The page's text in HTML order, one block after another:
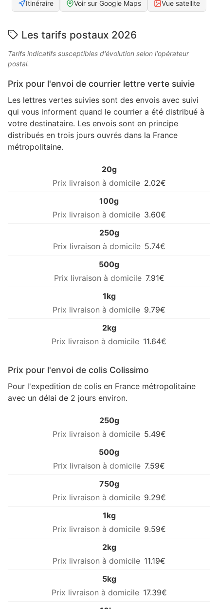
Itinéraire Voir sur Google Maps Vue satellite
Les tarifs postaux 2026
Tarifs indicatifs susceptibles d'évolution selon l'opérateur
postal.
Prix pour l'envoi de courrier lettre verte suivie
Les lettres vertes suivies sont des envois avec suivi
qui vous informent quand le courrier a été distribué à
votre destinataire. Les envois sont en principe
distribués en trois jours ouvrés dans la France
métropolitaine.
20g
2.02€
100g
3.60€
250g
5.74€
500g
7.91€
1kg
9.79€
2kg
11.64€
Prix pour l'envoi de colis Colissimo
Pour l'expedition de colis en France métropolitaine
avec un délai de 2 jours environ.
250g
5.49€
500g
7.59€
750g
9.29€
1kg
9.59€
2kg
11.19€
5kg
17.39€